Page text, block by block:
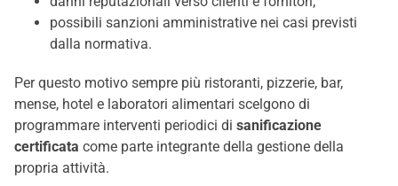
possibili sanzioni amministrative nei casi previsti
dalla normativa.
Per questo motivo sempre più ristoranti, pizzerie, bar,
mense, hotel e laboratori alimentari scelgono di
programmare interventi periodici di sanificazione
certificata come parte integrante della gestione della
propria attività.